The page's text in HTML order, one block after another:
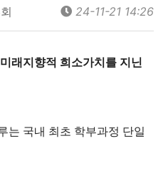
24-11-21 14:26
래지향적 희소가치를 지닌
는 국내 최초 학부과정 단일